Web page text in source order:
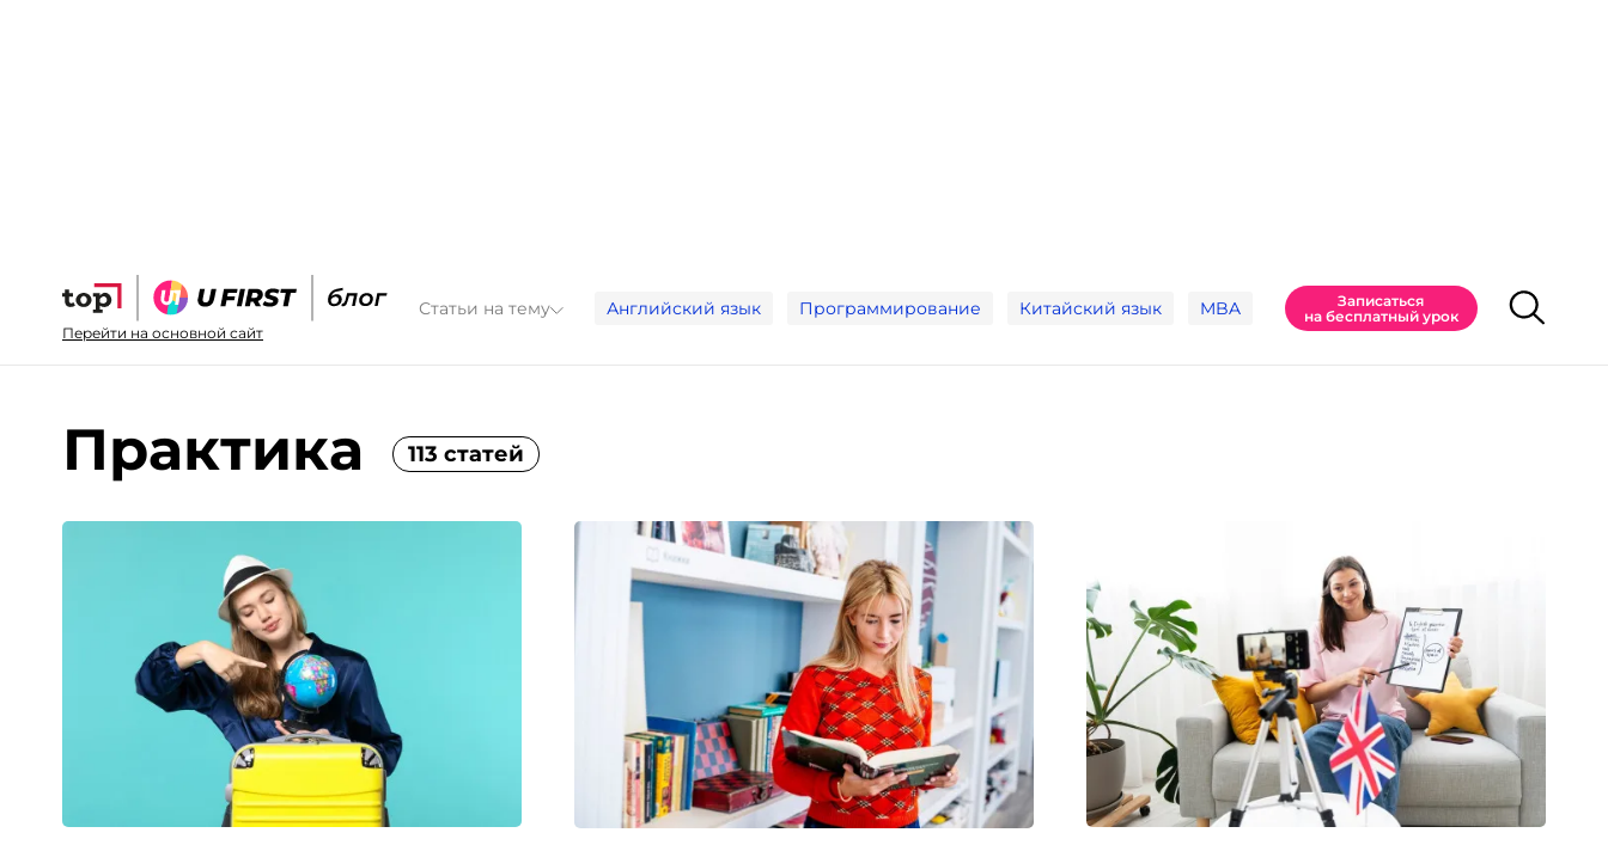
Перейти на основной сайт
Статьи на тему Английский язык Программирование Китайский язык MBA
Записаться
на бесплатный урок
Практика 113 статей